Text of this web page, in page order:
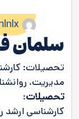
سلمان
تحصیلات:
مدیریت،
تحصیلات:
کارشناسی ارشد